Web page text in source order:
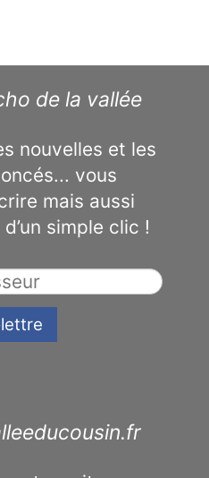
de la vallée
nouvelles et les
vous
mais aussi
simple clic !